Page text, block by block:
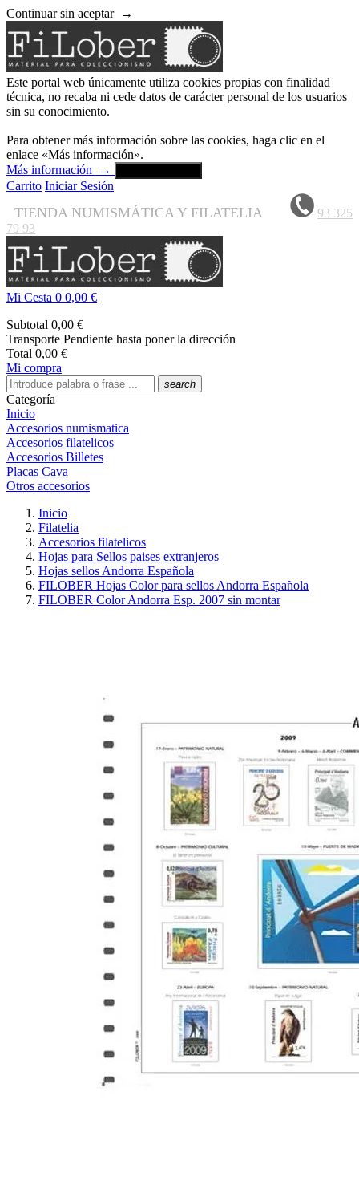
Continuar sin aceptar →
Este portal web únicamente utiliza cookies propias con finalidad
técnica, no recaba ni cede datos de carácter personal de los usuarios
sin su conocimiento.
Para obtener más información sobre las cookies, haga clic en el
enlace «Más información».
Más información
→
Carrito Iniciar Sesión
TIENDA NUMISMÁTICA Y FILATELIA
93 325
79 93
Mi Cesta 0 0,00 €
Subtotal 0,00 €
Transporte Pendiente hasta poner la dirección
Total 0,00 €
Mi compra
search
Categoría
Inicio
Accesorios numismatica
Accesorios filatelicos
Accesorios Billetes
Placas Cava
Otros accesorios
Inicio
Filatelia
Accesorios filatelicos
Hojas para Sellos paises extranjeros
Hojas sellos Andorra Española
FILOBER Hojas Color para sellos Andorra Española
FILOBER Color Andorra Esp. 2007 sin montar